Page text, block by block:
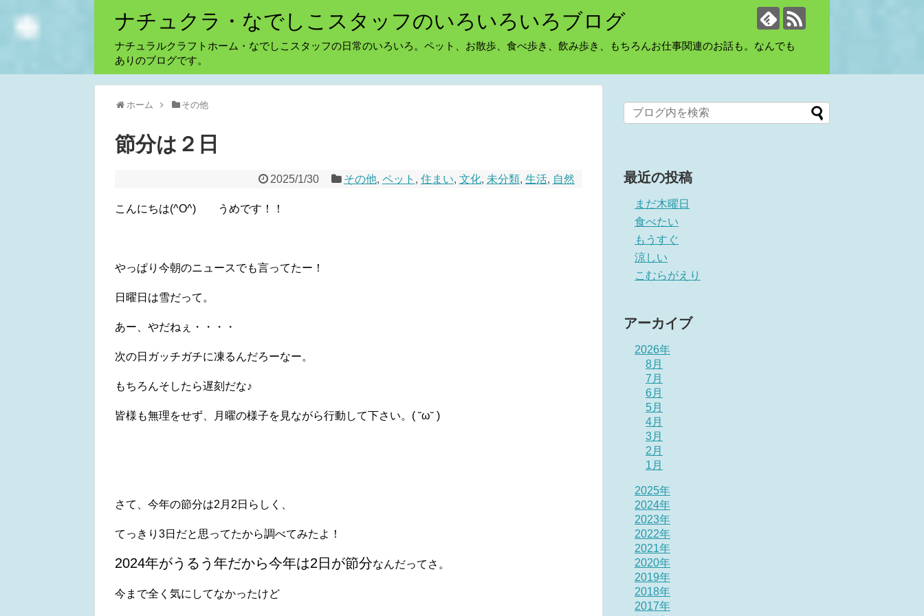
ナチュクラ・なでしこスタッフのいろいろいろブログ
ナチュラルクラフトホーム・なでしこスタッフの日常のいろいろ。ペット、お散歩、食べ歩き、飲み歩き、もちろんお仕事関連のお話も。なんでも
ありのブログです。
ホーム その他
節分は２日
2025/1/30 その他, ペット , 住まい, 文化, 未分類, 生活, 自然
こんにちは(^O^) うめです！！
やっぱり今朝のニュースでも言ってたー！
日曜日は雪だって。
あー、やだねぇ・・・・
次の日ガッチガチに凍るんだろーなー。
もちろんそしたら遅刻だな♪
皆様も無理をせず、月曜の様子を見ながら行動して下さい。( ˘ω˘ )
さて、今年の節分は2月2日らしく、
てっきり3日だと思ってたから調べてみたよ！
2024年がうるう年だから今年は2日が節分なんだってさ。
今まで全く気にしてなかったけど
最近の投稿
まだ木曜日
食べたい
もうすぐ
涼しい
こむらがえり
アーカイブ
2026年
8月
7月
6月
5月
4月
3月
2月
1月
2025年
2024年
2023年
2022年
2021年
2020年
2019年
2018年
2017年